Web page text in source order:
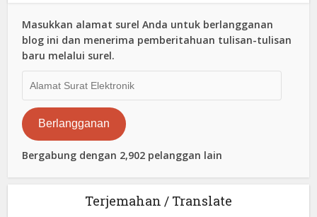
Masukkan alamat surel Anda untuk berlangganan
blog ini dan menerima pemberitahuan tulisan-tulisan
baru melalui surel.
Surat
Elektronik
Berlangganan
Bergabung dengan 2,902 pelanggan lain
Terjemahan / Translate